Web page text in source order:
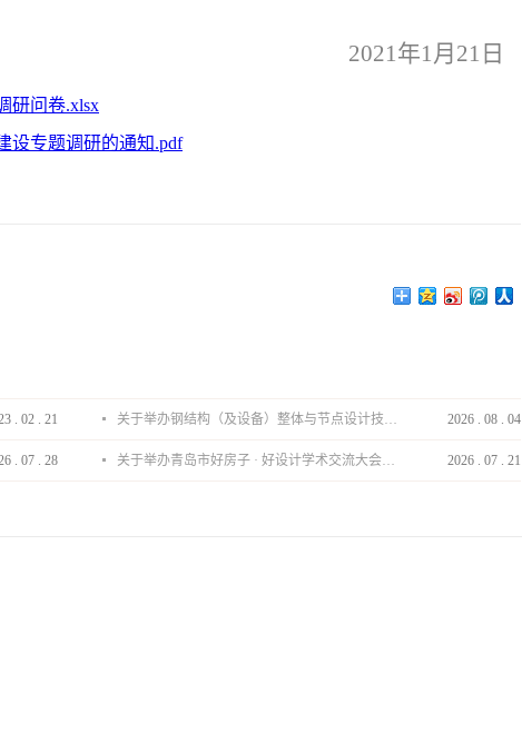
2021年1月21日
研问卷.xlsx
设专题调研的通知.pdf
02 21 关于举办钢结构（及设备）整体与节点设计技术分享会的通知 2026 08 04
07 28 关于举办青岛市好房子 · 好设计学术交流大会的通知 2026 07 21